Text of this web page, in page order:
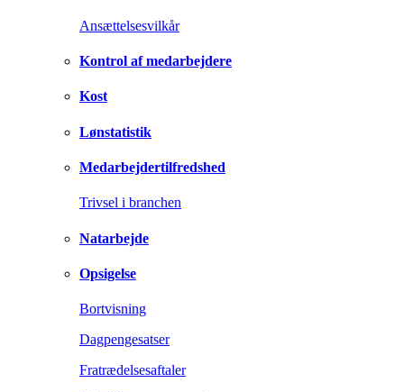
Ansættelsesvilkår
Kontrol af medarbejdere
Kost
Lønstatistik
Medarbejdertilfredshed
Trivsel i branchen
Natarbejde
Opsigelse
Bortvisning
Dagpengesatser
Fratrædelsesaftaler